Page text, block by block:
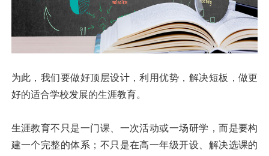
为此，我们要做好顶层设计，利用优势，解决短板，做更
好的适合学校发展的生涯教育。
生涯教育不只是一门课、一次活动或一场研学，而是要构
建一个完整的体系；不只是在高一年级开设、解决选课的